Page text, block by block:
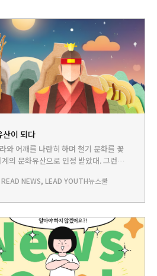
산이 되다
와 어깨를 나란히 하며 철기 문화를 꽃
의 문화유산으로 인정 받았대. 그런데
까?NEWS, LEAD YOUTH뉴스쿨